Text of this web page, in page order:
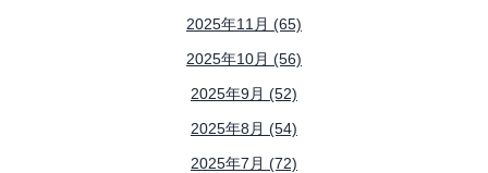
2025年11月 (65)
2025年10月 (56)
2025年9月 (52)
2025年8月 (54)
2025年7月 (72)